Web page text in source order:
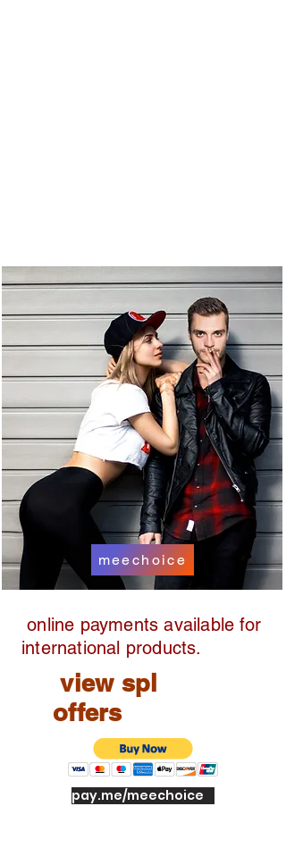
meechoice
online payments available for
international products.
view spl
offers
pay.me/meechoice